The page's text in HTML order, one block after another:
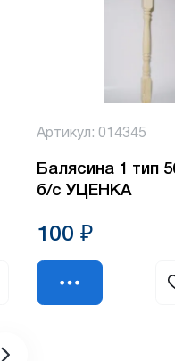
Артикул: 014345
Балясина 1 тип
б/с УЦЕНКА
100 ₽